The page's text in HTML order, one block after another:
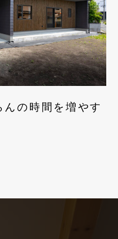
の時間を増やす